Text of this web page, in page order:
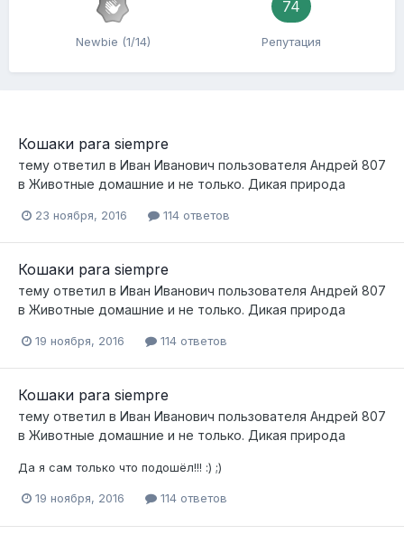
Newbie (1/14)
74
Репутация
Кошаки para siempre
тему ответил в Иван Иванович пользователя Андрей 807
в Животные домашние и не только. Дикая природа
23 ноября, 2016 114 ответов
Кошаки para siempre
тему ответил в Иван Иванович пользователя Андрей 807
в Животные домашние и не только. Дикая природа
19 ноября, 2016 114 ответов
Кошаки para siempre
тему ответил в Иван Иванович пользователя Андрей 807
в Животные домашние и не только. Дикая природа
Да я сам только что подошёл!!! :) ;)
19 ноября, 2016 114 ответов